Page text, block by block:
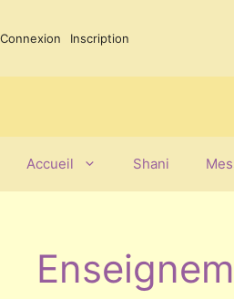
au
Connexion Inscription
Accueil Shani